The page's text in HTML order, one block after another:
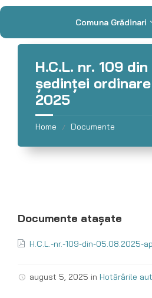
Comuna Grădinari
H.C.L. nr. 109
şedinţei
2025
Home / Documente
H.C.L.-nr.-109-din-05.08.2025-
august 5, 2025 in Hotărârile